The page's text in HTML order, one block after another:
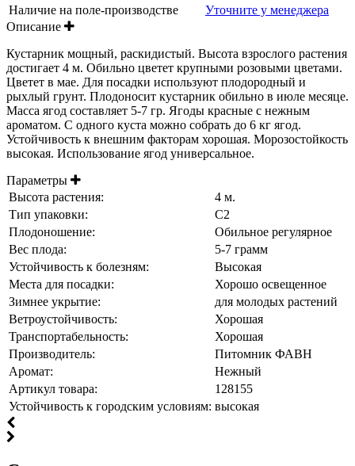
Наличие на поле-производстве
Уточните у менеджера
Описание
Кустарник мощный, раскидистый. Высота взрослого растения
достигает 4 м. Обильно цветет крупными розовыми цветами.
Цветет в мае. Для посадки используют плодородный и
рыхлый грунт. Плодоносит кустарник обильно в июле месяце.
Масса ягод составляет 5-7 гр. Ягоды красные с нежным
ароматом. С одного куста можно собрать до 6 кг ягод.
Устойчивость к внешним факторам хорошая. Морозостойкость
высокая. Использование ягод универсальное.
Параметры
Высота растения:
4 м.
Тип упаковки:
С2
Плодоношение:
Обильное регулярное
Вес плода:
5-7 грамм
Устойчивость к болезням:
Высокая
Места для посадки:
Хорошо освещенное
Зимнее укрытие:
для молодых растений
Ветроустойчивость:
Хорошая
Транспортабельность:
Хорошая
Производитель:
Питомник ФАВН
Аромат:
Нежный
Артикул товара:
128155
Устойчивость к городским условиям: высокая